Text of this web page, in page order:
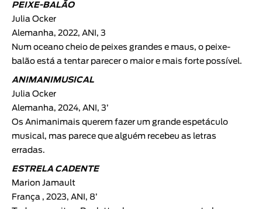
PEIXE-BALÃO
Julia Ocker
Alemanha, 2022, ANI, 3
Num oceano cheio de peixes grandes e maus, o peixe-
balão está a tentar parecer o maior e mais forte possível.
ANIMANIMUSICAL
Julia Ocker
Alemanha, 2024, ANI, 3’
Os Animanimais querem fazer um grande espetáculo
musical, mas parece que alguém recebeu as letras
erradas.
ESTRELA CADENTE
Marion Jamault
França , 2023, ANI, 8’